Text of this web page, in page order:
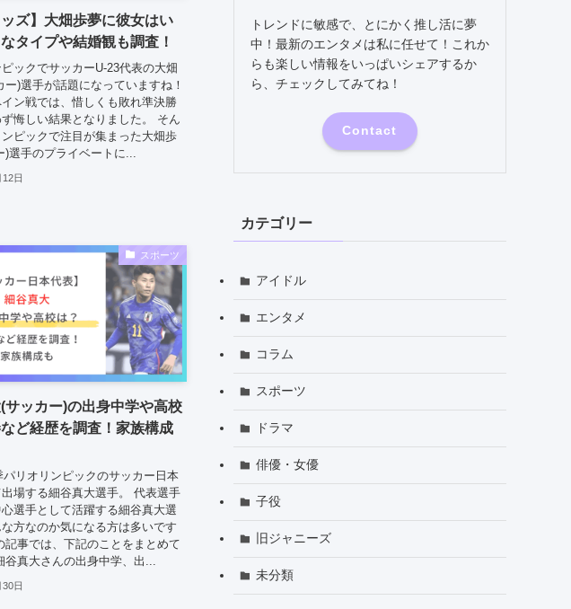
ッズ】大畑歩夢に彼女はい
タイプや結婚観も調査！
ックでサッカーU-23代表の大畑
ー)選手が話題になっていますね！
ン戦では、惜しくも敗れ準決勝
悔しい結果となりました。 そん
ピックで注目が集まった大畑歩
)選手のプライベートに...
日
スポーツ
サッカー)の出身中学や高校
ど経歴を調査！家族構成
パリオリンピックのサッカー日本
場する細谷真大選手。 代表選手
選手として活躍する細谷真大選
方なのか気になる方は多いです
記事では、下記のことをまとめて
谷真大さんの出身中学、出...
日
トレンドに敏感で、とにかく推し活に夢
中！最新のエンタメは私に任せて！これか
らも楽しい情報をいっぱいシェアするか
ら、チェックしてみてね！
Contact
カテゴリー
アイドル
エンタメ
コラム
スポーツ
ドラマ
俳優・女優
子役
旧ジャニーズ
未分類